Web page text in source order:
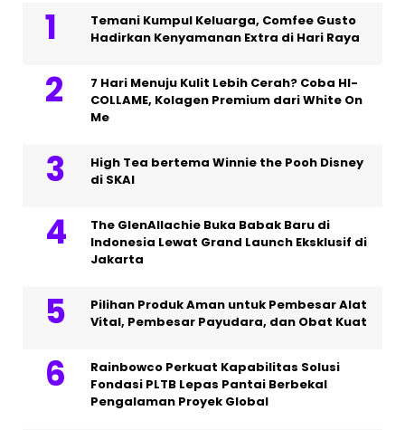
Temani Kumpul Keluarga, Comfee Gusto
Hadirkan Kenyamanan Extra di Hari Raya
7 Hari Menuju Kulit Lebih Cerah? Coba HI-
COLLAME, Kolagen Premium dari White On
Me
High Tea bertema Winnie the Pooh Disney
di SKAI
The GlenAllachie Buka Babak Baru di
Indonesia Lewat Grand Launch Eksklusif di
Jakarta
Pilihan Produk Aman untuk Pembesar Alat
Vital, Pembesar Payudara, dan Obat Kuat
Rainbowco Perkuat Kapabilitas Solusi
Fondasi PLTB Lepas Pantai Berbekal
Pengalaman Proyek Global